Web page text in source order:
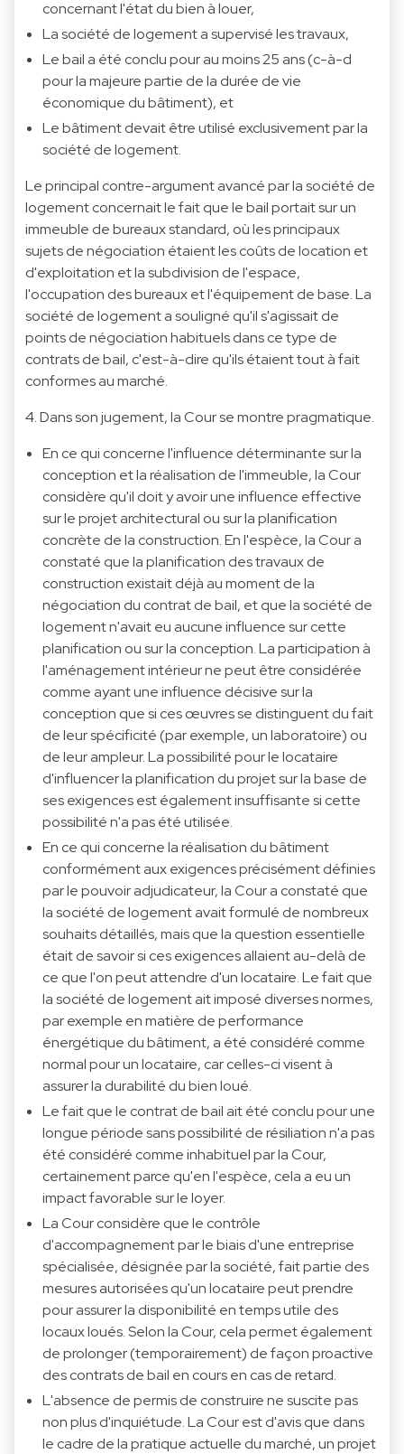
concernant l'état du bien à louer,
La société de logement a supervisé les travaux,
Le bail a été conclu pour au moins 25 ans (c-à-d
pour la majeure partie de la durée de vie
économique du bâtiment), et
Le bâtiment devait être utilisé exclusivement par la
société de logement.
Le principal contre-argument avancé par la société de
logement concernait le fait que le bail portait sur un
immeuble de bureaux standard, où les principaux
sujets de négociation étaient les coûts de location et
d'exploitation et la subdivision de l'espace,
l'occupation des bureaux et l'équipement de base. La
société de logement a souligné qu'il s'agissait de
points de négociation habituels dans ce type de
contrats de bail, c'est-à-dire qu'ils étaient tout à fait
conformes au marché.
4. Dans son jugement, la Cour se montre pragmatique.
En ce qui concerne l'influence déterminante sur la
conception et la réalisation de l'immeuble, la Cour
considère qu'il doit y avoir une influence effective
sur le projet architectural ou sur la planification
concrète de la construction. En l'espèce, la Cour a
constaté que la planification des travaux de
construction existait déjà au moment de la
négociation du contrat de bail, et que la société de
logement n'avait eu aucune influence sur cette
planification ou sur la conception. La participation à
l'aménagement intérieur ne peut être considérée
comme ayant une influence décisive sur la
conception que si ces œuvres se distinguent du fait
de leur spécificité (par exemple, un laboratoire) ou
de leur ampleur. La possibilité pour le locataire
d'influencer la planification du projet sur la base de
ses exigences est également insuffisante si cette
possibilité n'a pas été utilisée.
En ce qui concerne la réalisation du bâtiment
conformément aux exigences précisément définies
par le pouvoir adjudicateur, la Cour a constaté que
la société de logement avait formulé de nombreux
souhaits détaillés, mais que la question essentielle
était de savoir si ces exigences allaient au-delà de
ce que l'on peut attendre d'un locataire. Le fait que
la société de logement ait imposé diverses normes,
par exemple en matière de performance
énergétique du bâtiment, a été considéré comme
normal pour un locataire, car celles-ci visent à
assurer la durabilité du bien loué.
Le fait que le contrat de bail ait été conclu pour une
longue période sans possibilité de résiliation n'a pas
été considéré comme inhabituel par la Cour,
certainement parce qu'en l'espèce, cela a eu un
impact favorable sur le loyer.
La Cour considère que le contrôle
d'accompagnement par le biais d'une entreprise
spécialisée, désignée par la société, fait partie des
mesures autorisées qu'un locataire peut prendre
pour assurer la disponibilité en temps utile des
locaux loués. Selon la Cour, cela permet également
de prolonger (temporairement) de façon proactive
des contrats de bail en cours en cas de retard.
L'absence de permis de construire ne suscite pas
non plus d'inquiétude. La Cour est d'avis que dans
le cadre de la pratique actuelle du marché, un projet